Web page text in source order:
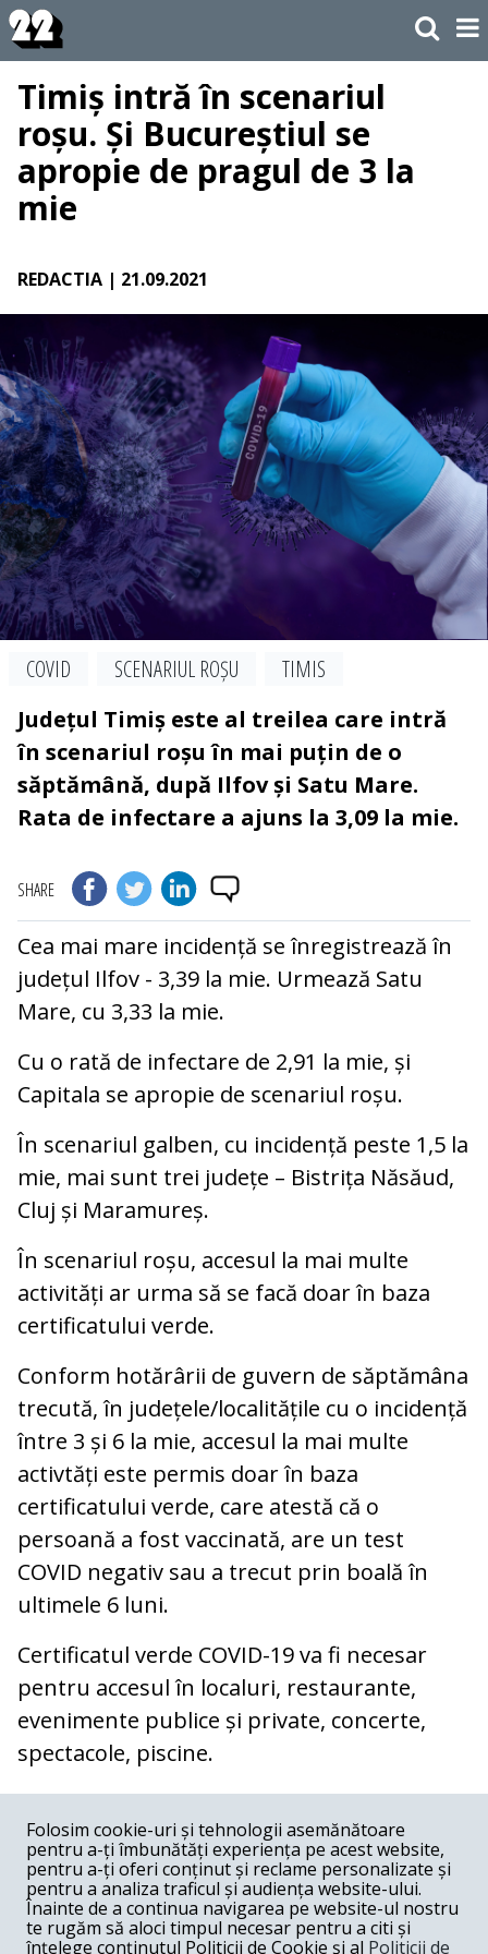
Timiș intră în scenariul
roșu. Și Bucureștiul se
apropie de pragul de 3 la
mie
REDACTIA | 21.09.2021
COVID SCENARIUL ROȘU
TIMIS
Județul Timiș este al treilea care intră
în scenariul roșu în mai puțin de o
săptămână, după Ilfov și Satu Mare.
Rata de infectare a ajuns la 3,09 la mie.
SHARE
Cea mai mare incidență se înregistrează în
județul Ilfov - 3,39 la mie. Urmează Satu
Mare, cu 3,33 la mie.
Cu o rată de infectare de 2,91 la mie, și
Capitala se apropie de scenariul roșu.
În scenariul galben, cu incidență peste 1,5 la
mie, mai sunt trei județe – Bistrița Năsăud,
Cluj și Maramureș.
În scenariul roșu, accesul la mai multe
activități ar urma să se facă doar în baza
certificatului verde.
Conform hotărârii de guvern de săptămâna
trecută, în județele/localitățile cu o incidență
între 3 și 6 la mie, accesul la mai multe
activtăți este permis doar în baza
certificatului verde, care atestă că o
persoană a fost vaccinată, are un test
COVID negativ sau a trecut prin boală în
ultimele 6 luni.
Certificatul verde COVID-19 va fi necesar
pentru accesul în localuri, restaurante,
evenimente publice și private, concerte,
spectacole, piscine.
COMENTARII
Nume
Email
Folosim cookie-uri și tehnologii asemănătoare
pentru a-ți îmbunătăți experiența pe acest website,
pentru a-ți oferi conținut și reclame personalizate și
pentru a analiza traficul și audiența website-ului.
Înainte de a continua navigarea pe website-ul nostru
te rugăm să aloci timpul necesar pentru a citi și
înțelege conținutul Politicii de Cookie și al Politicii de